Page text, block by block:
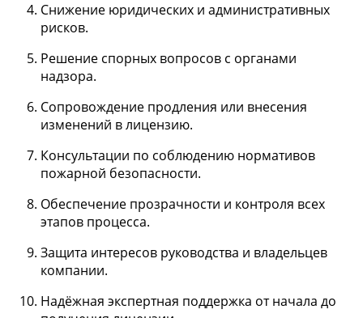
Снижение юридических и административных
рисков.
Решение спорных вопросов с органами
надзора.
Сопровождение продления или внесения
изменений в лицензию.
Консультации по соблюдению нормативов
пожарной безопасности.
Обеспечение прозрачности и контроля всех
этапов процесса.
Защита интересов руководства и владельцев
компании.
Надёжная экспертная поддержка от начала до